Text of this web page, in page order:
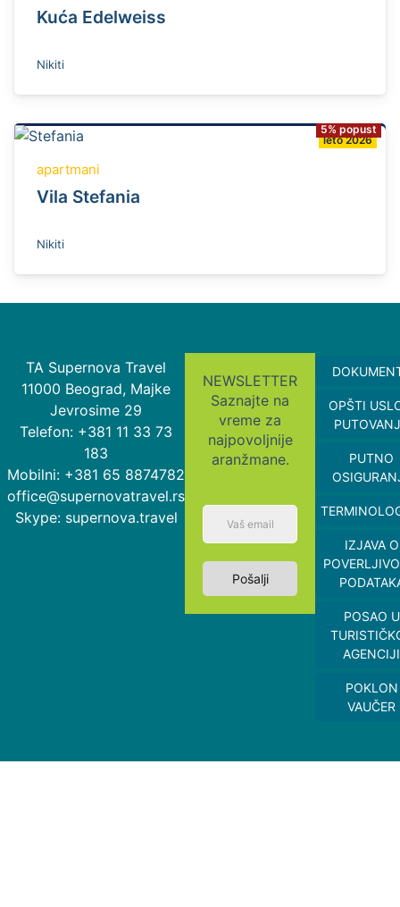
Kuća Edelweiss
Nikiti
leto 2026
5% popust
apartmani
Vila Stefania
Nikiti
TA Supernova Travel
11000 Beograd, Majke
Jevrosime 29
Telefon: +381 11 33 73
183
Mobilni: +381 65 8874782
office@supernovatravel.rs
Skype: supernova.travel
NEWSLETTER
Saznajte na
vreme za
najpovoljnije
aranžmane.
Pošalji
OPŠTI
PUTNO
IZJAVA O
POSAO U
AGENCIJI
POKLON
VAUČER